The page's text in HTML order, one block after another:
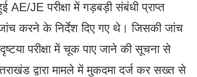
AE/JE परीक्षा में गड़बड़ी संबंधी प्राप्त
करने के निर्देश दिए गए थे। जिसकी जांच
परीक्षा में चूक पाए जाने की सूचना से
द्वारा मामले में मुकदमा दर्ज कर सख्त से